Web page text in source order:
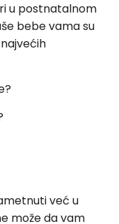
u postnatalnom
bebe vama su
već u
može da vam